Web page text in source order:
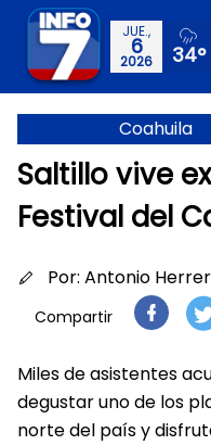
JUE.,
6
2026 34°
Coahuila
Saltillo vive
Festival del
Por: Antonio
Compartir
Miles de asistentes
degustar uno de los
norte del país y